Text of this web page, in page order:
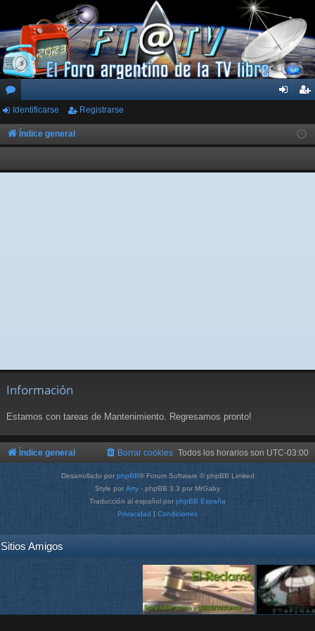
or
os
ar
ist
rs
Identificarse Registrarse
Índice general
Información
Estamos con tareas de Mantenimiento. Regresamos pronto!
Índice general Todos los horarios son UTC-03:00
Borrar cookies
Desarrollado por phpBB® Forum Software © phpBB Limited
Style por Arty - phpBB 3.3 por MrGaby
Traducción al español por phpBB España
Privacidad | Condiciones
Sitios Amigos